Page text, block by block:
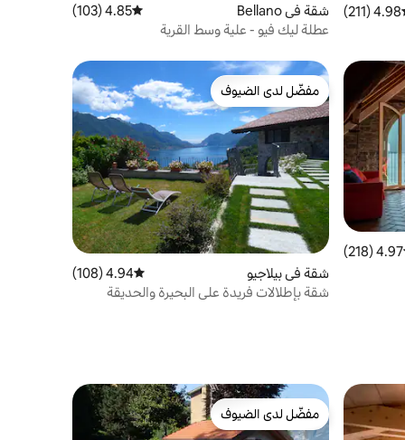
التقييم 4.98 من 5، 211 مراجعات
4.98 (211)
شقة في Bellano متوسط التقييم 4.85 من 5، 103 مراجعات
4.85 (103)
عطلة ليك فيو - علية وسط القرية
التقييم 4.97 من 5، 218 مراجعات
4.97 (218)
مفضّل لدى الضيوف
مفضّل لدى الضيوف
شقة في بيلاجيو متوسط التقييم 4.94 من 5، 108 مراجعات
4.94 (108)
شقة بإطلالات فريدة على البحيرة والحديقة
مفضّل لدى الضيوف
مفضّل لدى الضيوف